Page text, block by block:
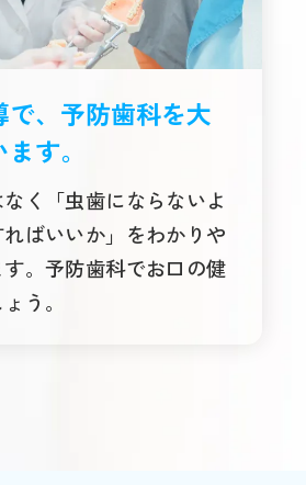
で、予防歯科を大
す。
く「虫歯にならないよ
ばいいか」をわかりや
。予防歯科でお口の健
う。